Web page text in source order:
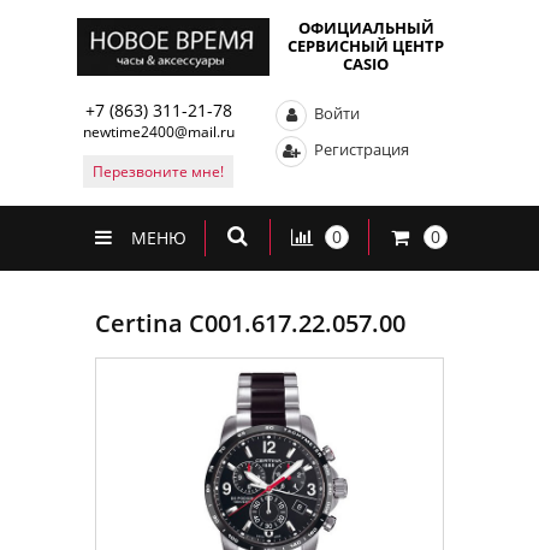
ОФИЦИАЛЬНЫЙ
СЕРВИСНЫЙ ЦЕНТР
CASIO
+7 (863) 311-21-78
newtime2400@mail.ru
Перезвоните мне!
Войти
Регистрация
МЕНЮ 0 0
Certina C001.617.22.057.00